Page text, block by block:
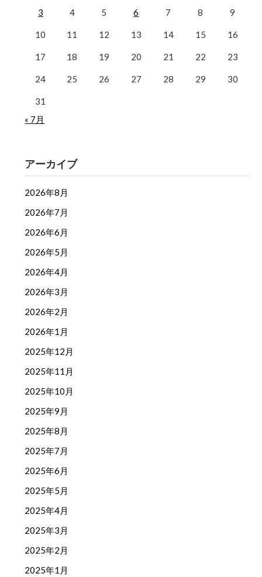
3 4 5 6 7 8 9
10 11 12 13 14 15 16
17 18 19 20 21 22 23
24 25 26 27 28 29 30
31
« 7月
アーカイブ
2026年8月
2026年7月
2026年6月
2026年5月
2026年4月
2026年3月
2026年2月
2026年1月
2025年12月
2025年11月
2025年10月
2025年9月
2025年8月
2025年7月
2025年6月
2025年5月
2025年4月
2025年3月
2025年2月
2025年1月